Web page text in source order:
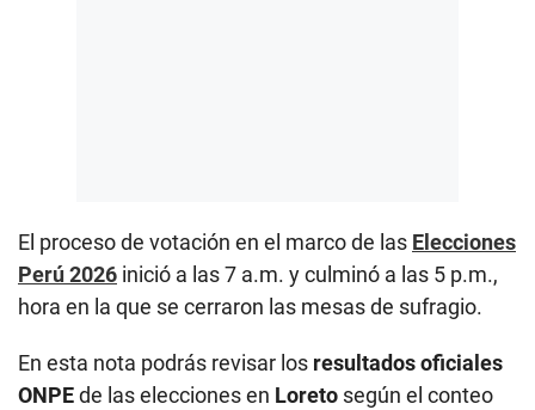
El proceso de votación en el marco de las Elecciones
Perú 2026 inició a las 7 a.m. y culminó a las 5 p.m.,
hora en la que se cerraron las mesas de sufragio.
En esta nota podrás revisar los resultados oficiales
ONPEde las elecciones en Loreto según el conteo